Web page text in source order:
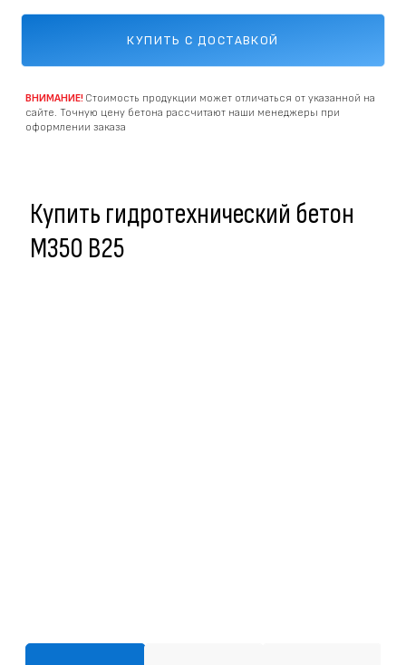
КУПИТЬ С ДОСТАВКОЙ
ВНИМАНИЕ! Стоимость продукции может отличаться от указанной на
сайте. Точную цену бетона рассчитают наши менеджеры при
оформлении заказа
Купить гидротехнический бетон
M350 В25